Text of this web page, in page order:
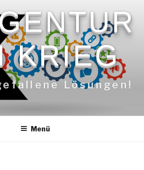
KRIEG
Lösungen!
Menü